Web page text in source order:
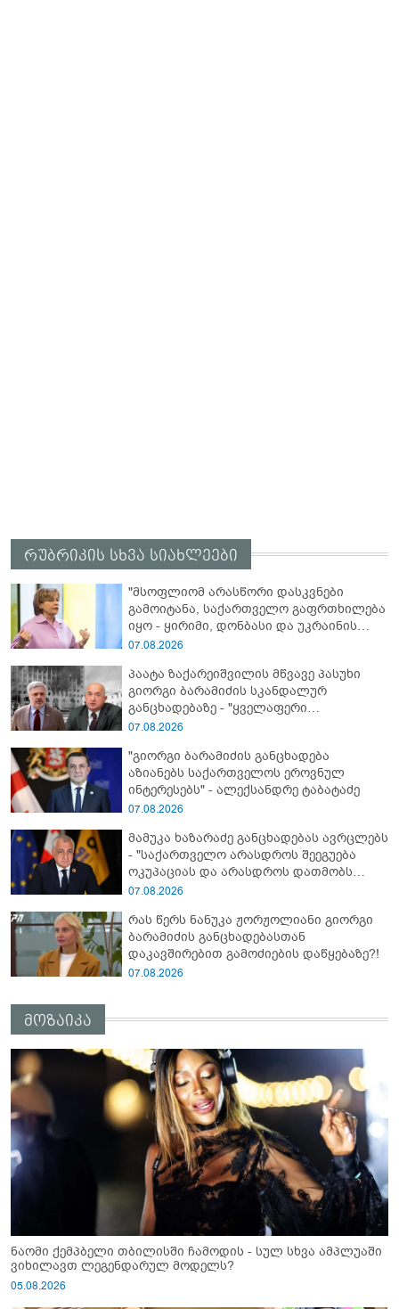
რუბრიკის სხვა სიახლეები
"მსოფლიომ არასწორი დასკვნები
გამოიტანა, საქართველო გაფრთხილება
იყო - ყირიმი, დონბასი და უკრაინის
წინააღმდეგ სრულმასშტაბიანი ომი
მოყვა" - რასა იუკნევიჩიენე
07.08.2026
პაატა ზაქარეიშვილის მწვავე პასუხი
გიორგი ბარამიძის სკანდალურ
განცხადებაზე - "ყველაფერი
დეტალურად ვიცი... კამანში მოკლული
ბარამიძე კი ტყუის"
07.08.2026
"გიორგი ბარამიძის განცხადება
აზიანებს საქართველოს ეროვნულ
ინტერესებს" - ალექსანდრე ტაბატაძე
07.08.2026
მამუკა ხაზარაძე განცხადებას ავრცლებს
- "საქართველო არასდროს შეეგუება
ოკუპაციას და არასდროს დათმობს
თავისუფლებას!"
07.08.2026
რას წერს ნანუკა ჟორჟოლიანი გიორგი
ბარამიძის განცხადებასთან
დაკავშირებით გამოძიების დაწყებაზე?!
07.08.2026
მოზაიკა
ნაომი ქემპბელი თბილისში ჩამოდის - სულ სხვა ამპლუაში
ვიხილავთ ლეგენდარულ მოდელს?
05.08.2026